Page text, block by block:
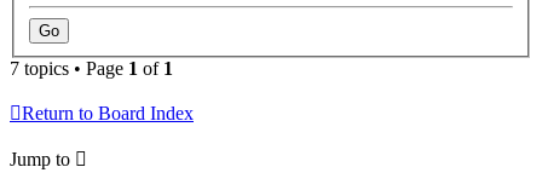
7 topics • Page 1 of 1
Return to Board Index
Jump to